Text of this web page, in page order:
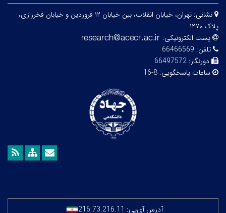
نشانی:
تهران، خیابان انقلاب، بین خیابان ۱۲ فروردین و خیابان فخررازی،
پلاک ۱۲۷۰
پست الکترونیکی:
تلفن: 66466569
دورنگار: 66497572
ساعات پاسخگویی: 8-16
آدرس آی‌پی: 216.73.216.11